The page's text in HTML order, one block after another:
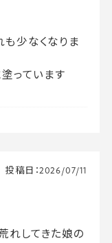
も少なくなりま
塗っています
投稿日：2026/07/11
れしてきた娘の